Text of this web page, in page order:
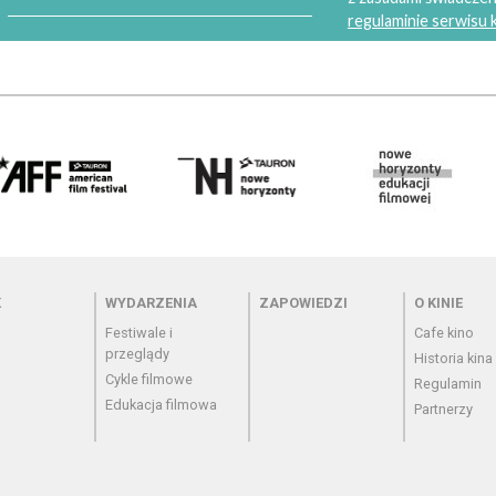
regulaminie serwisu
- cennik Menu - wydarzenia
WYDARZENIA
Festiwale i
przeglądy
Cykle filmowe
Edukacja filmowa
Menu - zapowiedzi
ZAPOWIEDZI Menu -
O KINIE
Cafe kino
Historia kina
Regulamin
Partnerzy